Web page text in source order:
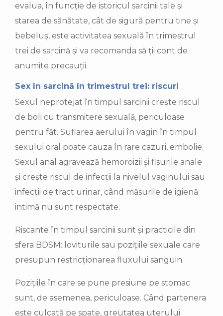
evalua, în funcție de istoricul sarcinii tale și
starea de sănătate, cât de sigură pentru tine și
bebeluș, este activitatea sexuală în trimestrul
trei de sarcină și va recomanda să ții cont de
anumite precauții.
Sex în sarcină în trimestrul trei: riscuri
Sexul neprotejat în timpul sarcinii crește riscul
de boli cu transmitere sexuală, periculoase
pentru făt. Suflarea aerului în vagin în timpul
sexului oral poate cauza în rare cazuri, embolie.
Sexul anal agravează hemoroizii și fisurile anale
și crește riscul de infecții la nivelul vaginului sau
infecții de tract urinar, când măsurile de igienă
intimă nu sunt respectate.
Riscante în timpul sarcinii sunt și practicile din
sfera BDSM: loviturile sau pozițiile sexuale care
presupun restricționarea fluxului sanguin.
Pozițiile în care se pune presiune pe stomac
sunt, de asemenea, periculoase. Când partenera
este culcată pe spate, greutatea uterului